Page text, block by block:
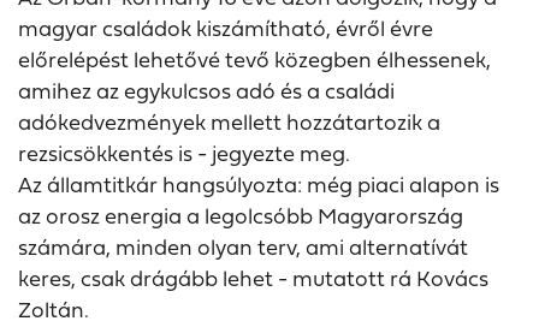
magyar családok kiszámítható, évről évre
előrelépést lehetővé tevő közegben élhessenek,
amihez az egykulcsos adó és a családi
adókedvezmények mellett hozzátartozik a
rezsicsökkentés is - jegyezte meg.
Az államtitkár hangsúlyozta: még piaci alapon is
az orosz energia a legolcsóbb Magyarország
számára, minden olyan terv, ami alternatívát
keres, csak drágább lehet - mutatott rá Kovács
Zoltán.